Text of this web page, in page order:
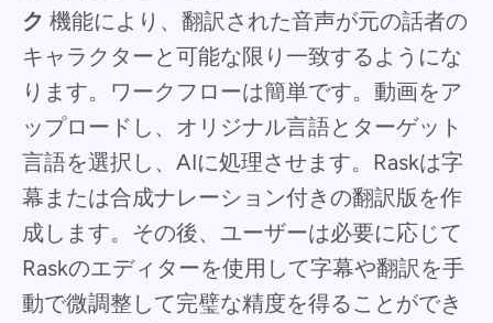
ク 機能により、翻訳された音声が元の話者の
キャラクターと可能な限り一致するようにな
ります。ワークフローは簡単です。動画をア
ップロードし、オリジナル言語とターゲット
言語を選択し、AIに処理させます。Raskは字
幕または合成ナレーション付きの翻訳版を作
成します。その後、ユーザーは必要に応じて
Raskのエディターを使用して字幕や翻訳を手
動で微調整して完璧な精度を得ることができ